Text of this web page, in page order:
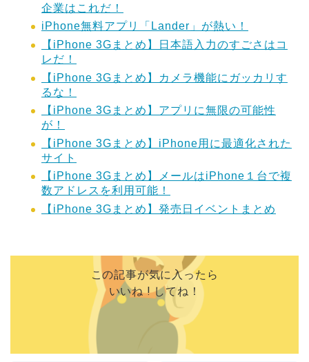
企業はこれだ！
iPhone無料アプリ「Lander」が熱い！
【iPhone 3Gまとめ】日本語入力のすごさはコ
レだ！
【iPhone 3Gまとめ】カメラ機能にガッカリす
るな！
【iPhone 3Gまとめ】アプリに無限の可能性
が！
【iPhone 3Gまとめ】iPhone用に最適化された
サイト
【iPhone 3Gまとめ】メールはiPhone１台で複
数アドレスを利用可能！
【iPhone 3Gまとめ】発売日イベントまとめ
この記事が気に入ったら
いいね ! してね！